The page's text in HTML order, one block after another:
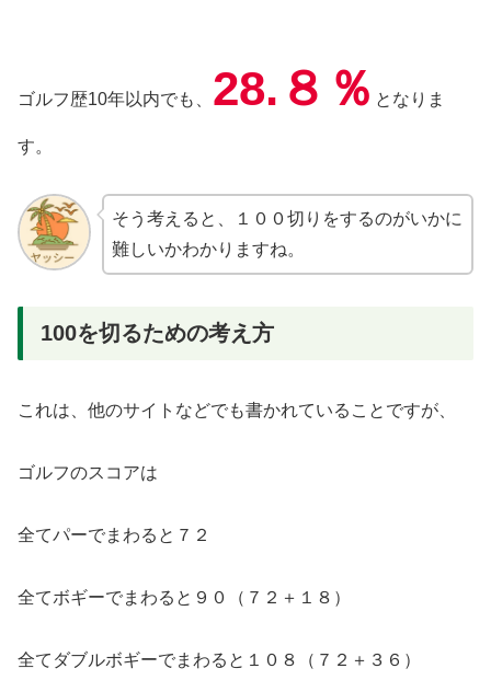
ゴルフ歴10年以内でも、 28.８％ となりま
す。
そう考えると、１００切りをするのがいかに
難しいかわかりますね。
100を切るための考え方
これは、他のサイトなどでも書かれていることですが、
ゴルフのスコアは
全てパーでまわると７２
全てボギーでまわると９０（７２＋１８）
全てダブルボギーでまわると１０８（７２＋３６）